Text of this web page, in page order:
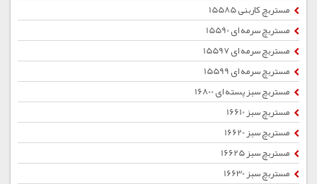
مستربچ کاربنی 15585
مستربچ سرمه ای 15590
مستربچ سرمه ای 15597
مستربچ سرمه ای 15599
مستربچ سبز پسته ای 16800
مستربچ سبز 16610
مستربچ سبز 16620
مستربچ سبز 16625
مستربچ سبز 16630